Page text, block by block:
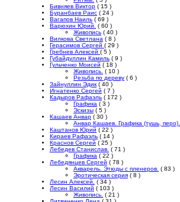
Бивняев Виктор ( 15 )
Буранбаев Раис ( 24 )
Вагапов Наиль ( 69 )
Варюхин Юрий. ( 60 )
Живопись ( 40 )
Вилкова Светлана ( 8 )
Герасимов Сергей ( 29 )
Гребнев Алексей ( 5 )
Губайдуллин Камиль ( 9 )
Гульченко Моисей ( 18 )
Живопись. ( 10 )
Резьба по дереву ( 6 )
Зайнуллин Эдик ( 40 )
Игнатенко Сергей ( 7 )
Кадыров Рафаэль ( 172 )
Графика ( 3 )
Эскизы ( 5 )
Кашаев Анвар ( 30 )
Анвар Кашаев. Графика (тушь, перо).
Каштанов Юрий ( 22 )
Кираев Рафаэль ( 14 )
Краснов Сергей ( 25 )
Лебедев Станислав. ( 71 )
Графика ( 22 )
Лебедянцев Сергей ( 78 )
Акварель. Этюды с пленеров. ( 83 )
Эротическая серия ( 8 )
Лесин Алексей. ( 34 )
Лесин Василий ( 103 )
Живопись. ( 21 )